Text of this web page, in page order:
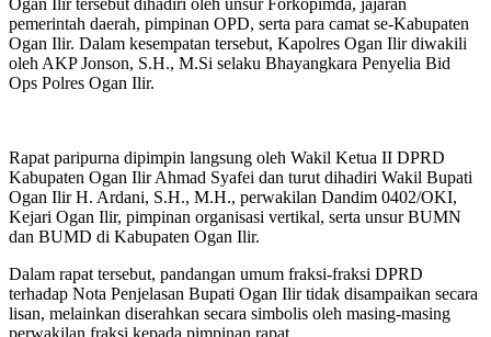
Ogan Ilir tersebut dihadiri oleh unsur Forkopimda, jajaran
pemerintah daerah, pimpinan OPD, serta para camat se-Kabupaten
Ogan Ilir. Dalam kesempatan tersebut, Kapolres Ogan Ilir diwakili
oleh AKP Jonson, S.H., M.Si selaku Bhayangkara Penyelia Bid
Ops Polres Ogan Ilir.
Rapat paripurna dipimpin langsung oleh Wakil Ketua II DPRD
Kabupaten Ogan Ilir Ahmad Syafei dan turut dihadiri Wakil Bupati
Ogan Ilir H. Ardani, S.H., M.H., perwakilan Dandim 0402/OKI,
Kejari Ogan Ilir, pimpinan organisasi vertikal, serta unsur BUMN
dan BUMD di Kabupaten Ogan Ilir.
Dalam rapat tersebut, pandangan umum fraksi-fraksi DPRD
terhadap Nota Penjelasan Bupati Ogan Ilir tidak disampaikan secara
lisan, melainkan diserahkan secara simbolis oleh masing-masing
perwakilan fraksi kepada pimpinan rapat.